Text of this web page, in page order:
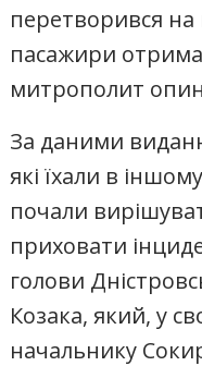
перетворився на
пасажири
митрополит
За даними
які їхали в
почали
приховати
голови
Козака, який, у
начальнику